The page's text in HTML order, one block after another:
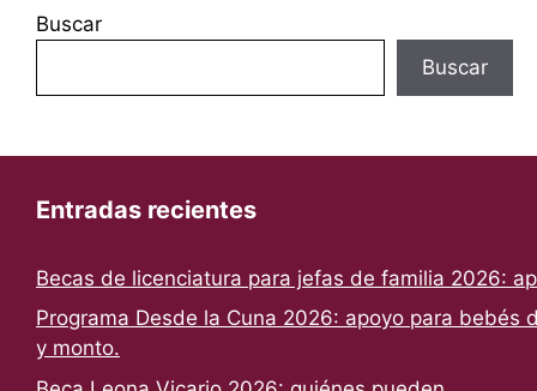
Buscar
Buscar
Entradas recientes
Becas de licenciatura para jefas de familia 2026:
Programa Desde la Cuna 2026: apoyo para bebés
y monto.